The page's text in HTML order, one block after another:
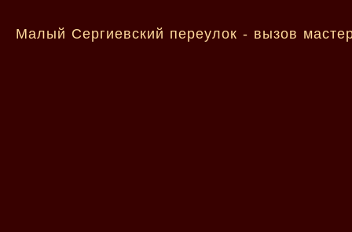
Малый Сергиевский переулок - вызов